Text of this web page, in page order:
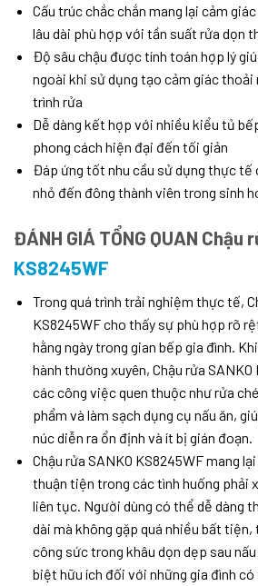
Cấu trúc chắc chắn mang lại cảm
lâu dài phù hợp với tần suất rửa dọn
Độ sâu chậu được tính toán hợp lý
ngoài khi sử dụng tạo cảm giác thoải
trình rửa
Dễ dàng kết hợp với nhiều kiểu tủ
phong cách hiện đại đến tối giản
Đáp ứng tốt nhu cầu sử dụng thực tế
nhỏ đến đông thành viên trong sinh
ĐÁNH GIÁ TỔNG QUAN Chậu
KS8245WF
Trong quá trình trải nghiệm thực tế,
KS8245WF cho thấy sự phù hợp rõ
hằng ngày trong gian bếp gia đình.
hành thường xuyên, Chậu rửa
các công việc quen thuộc như rửa
phẩm và làm sạch dụng cụ nấu ăn,
núc diễn ra ổn định và ít bị gián đoạn.
Chậu rửa SANKO KS8245WF mang
thuận tiện trong các tình huống phải
liên tục. Người dùng có thể dễ dàng
dài mà không gặp quá nhiều bất
công sức trong khâu dọn dẹp sau
biệt hữu ích đối với những gia đình có